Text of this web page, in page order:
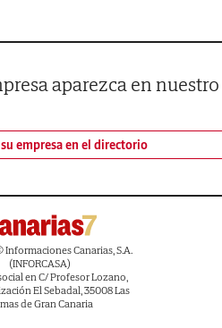
aparezca en nuestro
su empresa en el directorio
Canarias, S.A.
(INFORCASA)
en C/ Profesor Lozano,
El Sebadal, 35008 Las
de Gran Canaria